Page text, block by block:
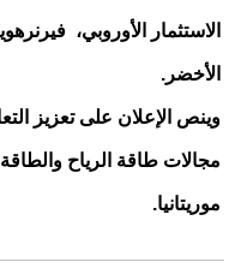
الاستثمار الأوروبي،
الأخضر.
وينص الإعلان على تعزيز
مجالات طاقة الرياح
موريتانيا.